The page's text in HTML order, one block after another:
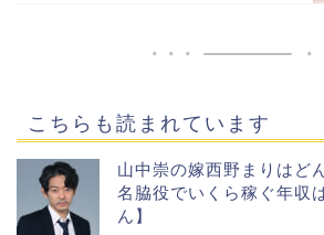
こちらも読まれています
山中崇の嫁西野まりはど
名脇役でいくら稼ぐ年収
ん】